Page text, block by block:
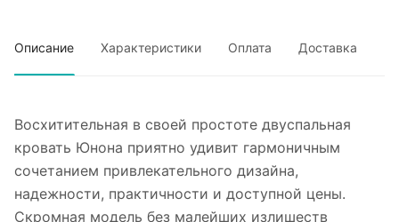
Описание Характеристики Оплата Доставка
Восхитительная в своей простоте двуспальная
кровать Юнона приятно удивит гармоничным
сочетанием привлекательного дизайна,
надежности, практичности и доступной цены.
Скромная модель без малейших излишеств